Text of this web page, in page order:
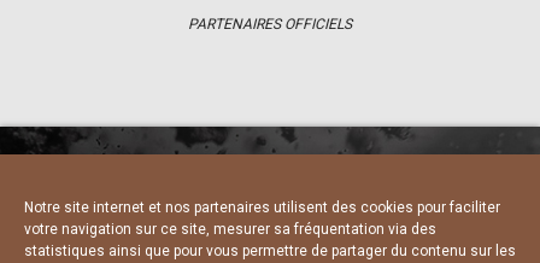
Notre site internet et nos partenaires utilisent des cookies pour faciliter
votre navigation sur ce site, mesurer sa fréquentation via des
statistiques ainsi que pour vous permettre de partager du contenu sur les
PARTENAIRES OFFICIELS
NOUS CONTACTER
MENTIONS LÉGALES
CHARTE DE CONFIDENTIALITÉ
DÉCLARATION DE CONFIDENTIALITÉ